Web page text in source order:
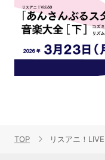
TOP リスアニ！